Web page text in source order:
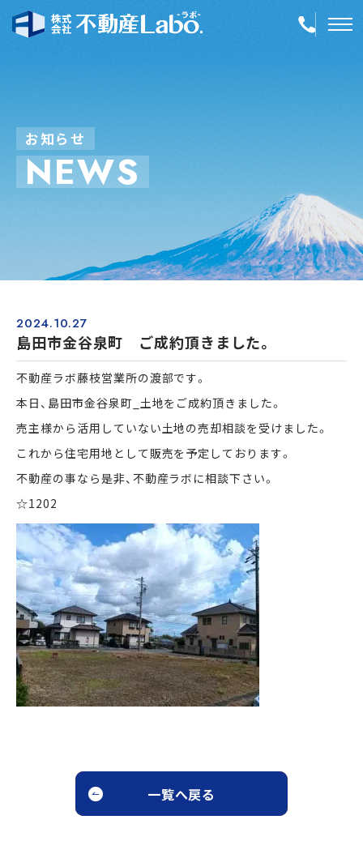
空き家再生
会社案内
店舗紹介
簡単！不動産査定
まずは何でもお気軽に
お問い合わせ・ご相談ください！
イイナミ
0120-41-1173
メールでお問い合わせ
LINEでお問い合わせ
お知らせ
NEWS
2024.10.27
島田市金谷泉町 ご成約頂きました。
不動産ラボ藤枝営業所の渡部です。
本日、島田市金谷泉町_土地をご成約頂きました。
売主様から活用していない土地の売却相談を受けました。
これから住宅用地として販売を予定しております。
不動産の事なら是非、不動産ラボに相談下さい。
☆1202
一覧へ戻る